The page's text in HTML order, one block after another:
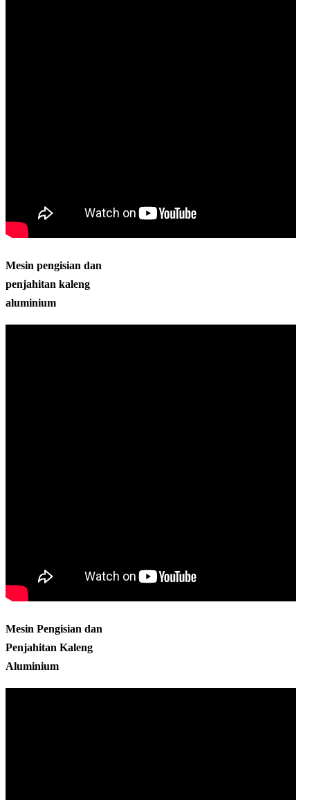
Mesin pengisian dan
penjahitan kaleng
aluminium
Mesin Pengisian dan
Penjahitan Kaleng
Aluminium